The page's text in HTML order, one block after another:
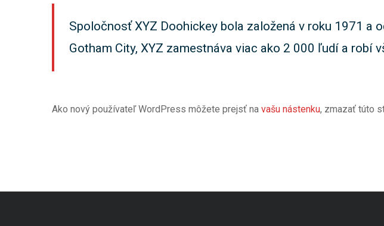
Spoločnosť XYZ Doohickey bola založená v roku 1971 a
Gotham City, XYZ zamestnáva viac ako 2 000 ľudí a robí
Ako nový používateľ WordPress môžete prejsť na vašu nástenku, zmazať túto